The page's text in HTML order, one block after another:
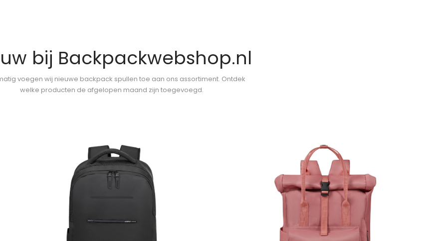
bij Backpackwebshop.nl
voegen wij nieuwe backpack spullen toe aan ons assortiment. Ontdek
welke producten de afgelopen maand zijn toegevoegd.